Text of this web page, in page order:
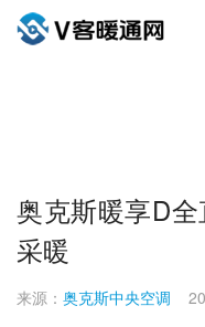
奥克斯暖享D
采暖
来源： 奥克斯中央空调